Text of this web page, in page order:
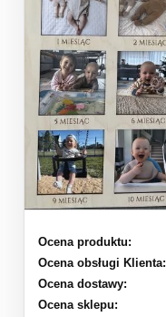
Ocena produktu:
Ocena obsługi Klienta:
Ocena dostawy:
Ocena sklepu: